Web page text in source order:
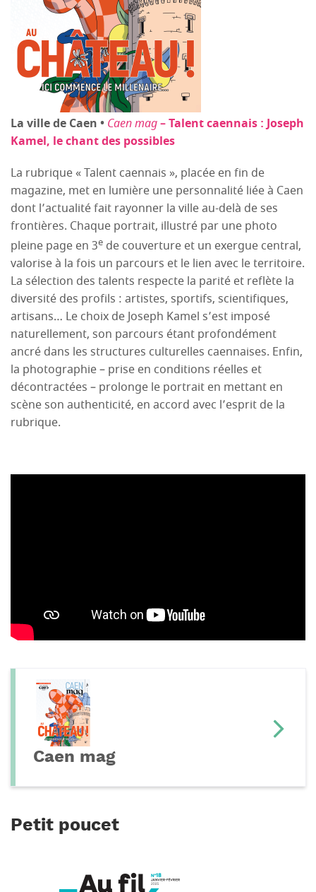
La ville de Caen • Caen mag– Talent caennais : Joseph
Kamel, le chant des possibles
La rubrique « Talent caennais », placée en fin de
magazine, met en lumière une personnalité liée à Caen
dont l’actualité fait rayonner la ville au-delà de ses
frontières. Chaque portrait, illustré par une photo
pleine page en 3e de couverture et un exergue central,
valorise à la fois un parcours et le lien avec le territoire.
La sélection des talents respecte la parité et reflète la
diversité des profils : artistes, sportifs, scientifiques,
artisans… Le choix de Joseph Kamel s’est imposé
naturellement, son parcours étant profondément
ancré dans les structures culturelles caennaises. Enfin,
la photographie – prise en conditions réelles et
décontractées – prolonge le portrait en mettant en
scène son authenticité, en accord avec l’esprit de la
rubrique.
Caen mag
Petit poucet